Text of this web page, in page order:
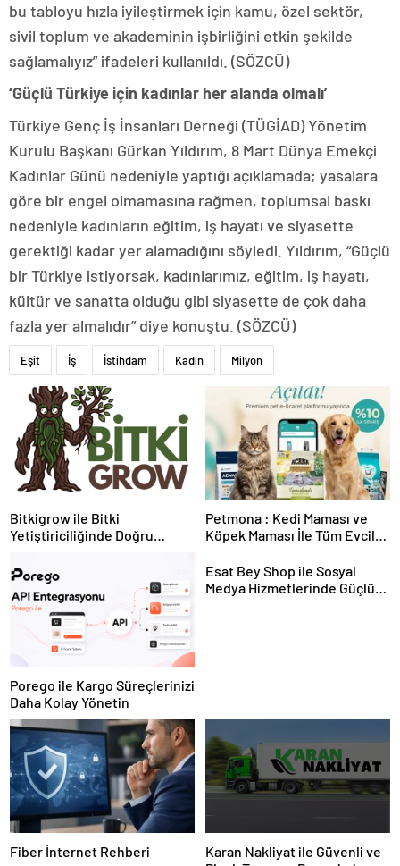
bu tabloyu hızla iyileştirmek için kamu, özel sektör,
sivil toplum ve akademinin işbirliğini etkin şekilde
sağlamalıyız” ifadeleri kullanıldı. (SÖZCÜ)
‘Güçlü Türkiye için kadınlar her alanda olmalı’
Türkiye Genç İş İnsanları Derneği (TÜGİAD) Yönetim
Kurulu Başkanı Gürkan Yıldırım, 8 Mart Dünya Emekçi
Kadınlar Günü nedeniyle yaptığı açıklamada; yasalara
göre bir engel olmamasına rağmen, toplumsal baskı
nedeniyle kadınların eğitim, iş hayatı ve siyasette
gerektiği kadar yer alamadığını söyledi. Yıldırım, “Güçlü
bir Türkiye istiyorsak, kadınlarımız, eğitim, iş hayatı,
kültür ve sanatta olduğu gibi siyasette de çok daha
fazla yer almalıdır” diye konuştu. (SÖZCÜ)
Eşit İş İstihdam Kadın Milyon
Bitkigrow ile Bitki
Yetiştiriciliğinde Doğru
Petmona : Kedi Maması ve
Köpek Maması İle Tüm Evcil
Porego ile Kargo Süreçlerinizi
Daha Kolay Yönetin
Esat Bey Shop ile Sosyal
Medya Hizmetlerinde Güçlü
Fiber İnternet Rehberi
Karan Nakliyat ile Güvenli ve